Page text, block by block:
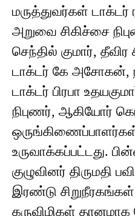
மருத்துவர்கள் டாக்டர்
அறுவை சிகிச்சை
செந்தில் குமார், தீவிர
டாக்டர் கே அசோகன்,
டாக்டர் பிரபா
நிபுணர், ஆகியோர்
ஒருங்கிணைப்பாளர்கள்
உருவாக்கப்பட்டது.
குழுவினர் திருமதி
இரண்டு
கருவிழிகள் தானமாக